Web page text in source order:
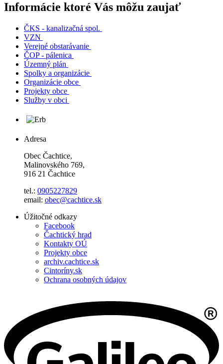
Informácie ktoré Vás môžu zaujať
ČKS - kanalizačná spol.
VZN
Verejné obstarávanie
ČOP - pálenica
Územný plán
Spolky a organizácie
Organizácie obce
Projekty obce
Služby v obci
Adresa
Obec Čachtice,
Malinovského 769,
916 21 Čachtice
tel.: 0905227829
email: obec@cachtice.sk
Úžitočné odkazy
Facebook
Čachtický hrad
Kontakty OÚ
Projekty obce
archiv.cachtice.sk
Cintoríny.sk
Ochrana osobných údajov